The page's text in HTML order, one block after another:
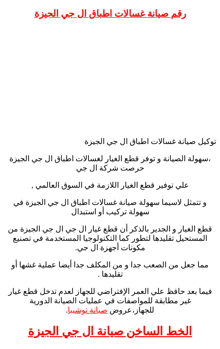
رقم صيانة غسالات اطباق ال جي الجيزة
توكيل صيانة غسالات اطباق ال جي الجيزة
،سهولة الصيانة و توفر قطع الغيار لغسالات اطباق ال جي الجيزة
حرصت شركة ال جي
علي توفير قطع الغيار اللازمة في السوق العالمي ,
و تتمثل لاسيما سهولة صيانة غسالات اطباق ال جي الجيزة في
سهولة تركيب أو استبدال
قطع الغيار و الجدير بالذكر أن قطع غيار ال جي ال جي الجيزة من
المستحيل تقليدها لتطور كما التكنولوجيا المستخدمة في تصنيع
مكونات أجهزة ال جي.
مما جعل من الصعب جدا و من المكلف جدا أيضا عملية غشها أو
تقليدها .
فيما بعد حافظ علي العمر الإفتراضي للجهاز لعدم تدخل قطع غيار
غير مطابقة للمواصفات في عمليات الصيانة الدورية
للجهاز،عروض صيانة توشيبا.
الخط الساخن صيانة ال جي الجيزة